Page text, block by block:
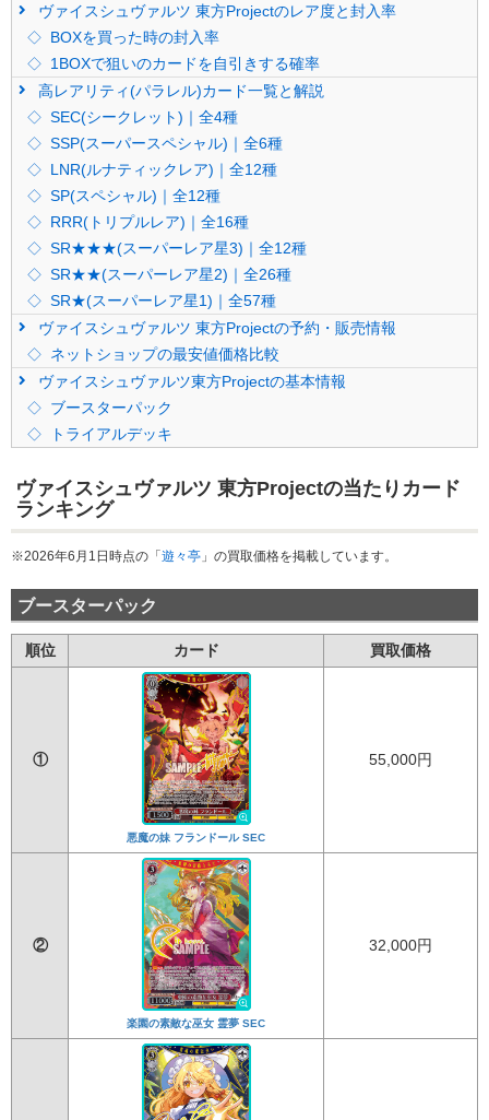
ヴァイスシュヴァルツ 東方Projectのレア度と封入率
BOXを買った時の封入率
1BOXで狙いのカードを自引きする確率
高レアリティ(パラレル)カード一覧と解説
SEC(シークレット)｜全4種
SSP(スーパースペシャル)｜全6種
LNR(ルナティックレア)｜全12種
SP(スペシャル)｜全12種
RRR(トリプルレア)｜全16種
SR★★★(スーパーレア星3)｜全12種
SR★★(スーパーレア星2)｜全26種
SR★(スーパーレア星1)｜全57種
ヴァイスシュヴァルツ 東方Projectの予約・販売情報
ネットショップの最安値価格比較
ヴァイスシュヴァルツ東方Projectの基本情報
ブースターパック
トライアルデッキ
ヴァイスシュヴァルツ 東方Projectの当たりカード
ランキング
※2026年6月1日時点の「遊々亭 」の買取価格を掲載しています。
ブースターパック
順位 カード 買取価格
①
悪魔の妹 フランドール SEC
55,000円
②
楽園の素敵な巫女 霊夢 SEC
32,000円